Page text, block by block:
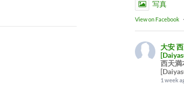
写真
View on Facebook ·
大安
西天満
1 week